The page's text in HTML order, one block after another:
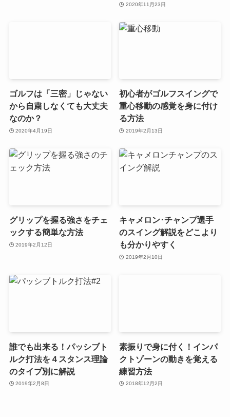
2020年11月23日
ゴルフは「三密」じゃない
から自粛しなくても大丈夫
なのか？
2020年4月19日
初心者がゴルフスイングで
重心移動の感覚を身に付け
る方法
2019年2月13日
グリップを握る強さをチェ
ックする簡単な方法
2019年2月12日
キャメロン･チャンプ選手
のスイング解説をどこより
も分かりやすく
2019年2月10日
誰でも出来る！パッシブト
ルク打法を４スタンス理論
のタイプ別に解説
2019年2月8日
素振りで身に付く！インパ
クトゾーンの動きを覚える
練習方法
2018年12月2日